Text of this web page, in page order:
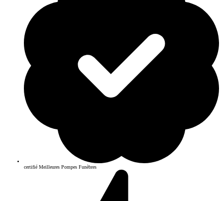
certifié Meilleures Pompes Funèbres